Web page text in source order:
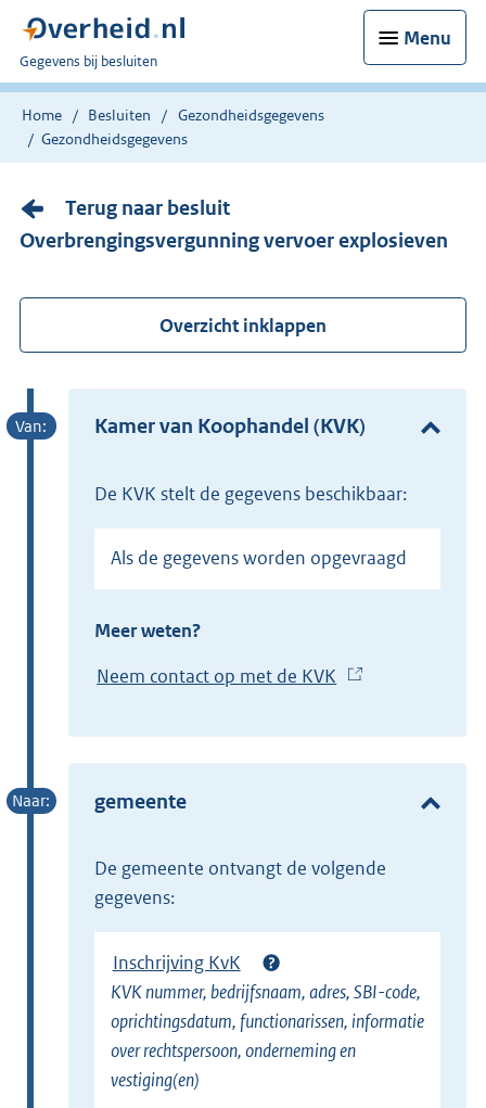
Menu
U
bent
nu
hier:
Gegevens bij besluiten
Home Besluiten
Gezondheidsgegevens
Gezondheidsgegevens
Terug naar besluit
Overbrengingsvergunning vervoer explosieven
Overzicht inklappen
Kamer van Koophandel (KVK)
de KVK stelt de gegevens beschikbaar:
Als de gegevens worden opgevraagd
Meer weten?
Neem contact op met de KVK
x
t
e
i
k
)
gemeente
de gemeente ontvangt de volgende
gegevens:
Inschrijving KvK
KVK nummer, bedrijfsnaam, adres, SBI-code,
oprichtingsdatum, functionarissen, informatie
over rechtspersoon, onderneming en
vestiging(en)